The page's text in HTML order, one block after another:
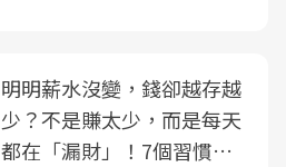
明明薪水沒變，錢卻越存越
少？不是賺太少，而是每天
都在「漏財」！7個習慣一